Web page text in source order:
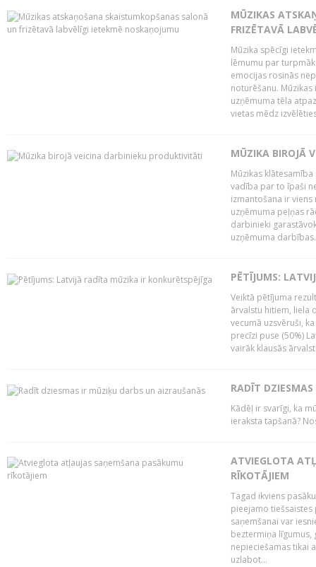
MŪZIKAS
FRIZĒTAVĀ
Mūzika spēcīgi
lēmumu par
emocijas rosinās
noturēšanu.
uzņēmuma tēla
vietas mēdz
MŪZIKA BIROJĀ
Mūzikas
vadība par to īpaši
izmantošana ir
uzņēmuma peļņas
darbinieki
uzņēmuma
PĒTĪJUMS:
Veiktā pētījuma
ārvalstu hitiem, liela
vecumā uzsvēruši,
precīzi puse (50%)
vairāk klausās
RADĪT
Kādēļ ir svarīgi, ka
ieraksta tapšanā?
ATVIEGLOTA
RĪKOTĀJIEM
Tagad ikviens
pieejamo tiešsaistes
saņemšanai var
beztermiņa līgumus,
nepieciešamas tikai
uzlabot...